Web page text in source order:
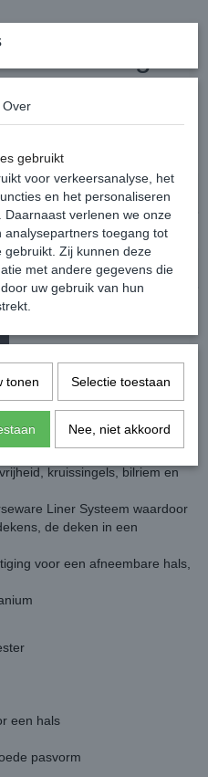
100gr.
btw 21%)
van 900D ripstop polyester en
"leg arches" bij de
kruissingels, bilriem en
Liner Systeem waardoor
de deken in een
voor een afneembare hals,
een hals
pasvorm
Over
gebruikt
voor verkeersanalyse, het
en het personaliseren
verlenen we onze
toegang tot
gebruikt. Zij kunnen deze
met andere gegevens die
uw gebruik van hun
tonen Selectie toestaan
Nee, niet akkoord